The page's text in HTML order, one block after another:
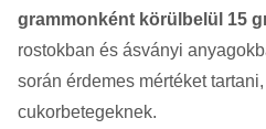
grammonként körülbelül 15
rostokban és ásványi
során érdemes mértéket
cukorbetegeknek.